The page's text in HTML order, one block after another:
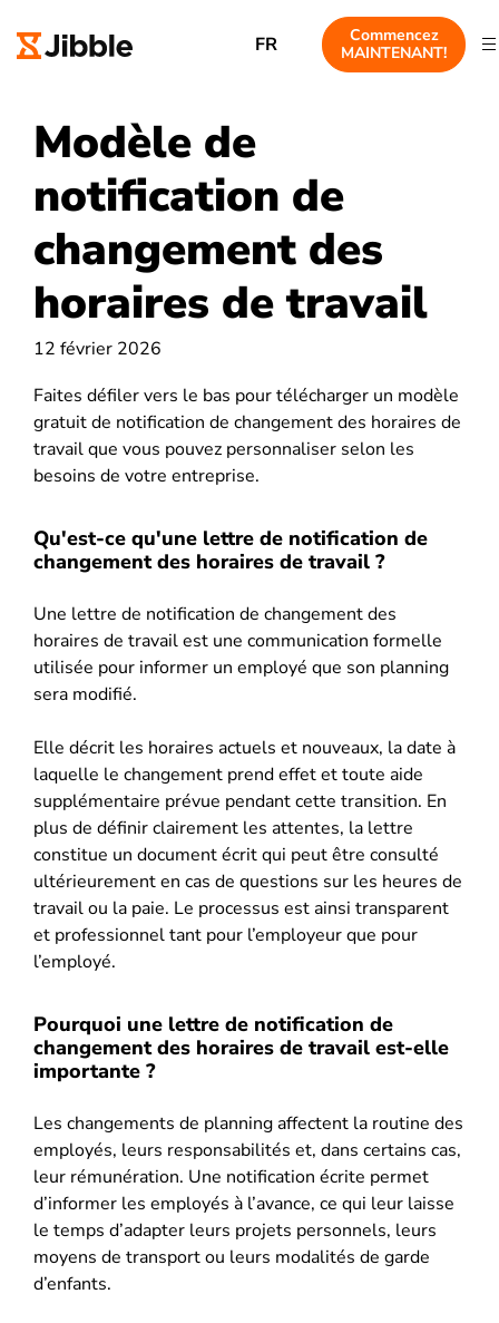
FR
Commencez
MAINTENANT!
Modèle de
notification de
changement des
horaires de travail
12 février 2026
Faites défiler vers le bas pour télécharger un modèle
gratuit de notification de changement des horaires de
travail que vous pouvez personnaliser selon les
besoins de votre entreprise.
Qu'est-ce qu'une lettre de notification de
changement des horaires de travail ?
Une lettre de notification de changement des
horaires de travail est une communication formelle
utilisée pour informer un employé que son planning
sera modifié.
Elle décrit les horaires actuels et nouveaux, la date à
laquelle le changement prend effet et toute aide
supplémentaire prévue pendant cette transition. En
plus de définir clairement les attentes, la lettre
constitue un document écrit qui peut être consulté
ultérieurement en cas de questions sur les heures de
travail ou la paie. Le processus est ainsi transparent
et professionnel tant pour l’employeur que pour
l’employé.
Pourquoi une lettre de notification de
changement des horaires de travail est-elle
importante ?
Les changements de planning affectent la routine des
employés, leurs responsabilités et, dans certains cas,
leur rémunération. Une notification écrite permet
d’informer les employés à l’avance, ce qui leur laisse
le temps d’adapter leurs projets personnels, leurs
moyens de transport ou leurs modalités de garde
d’enfants.